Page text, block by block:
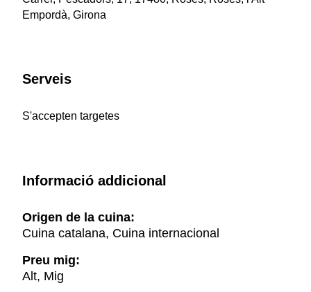
Empordà, Girona
Serveis
S'accepten targetes
Informació addicional
Origen de la cuina:
Cuina catalana, Cuina internacional
Preu mig:
Alt, Mig